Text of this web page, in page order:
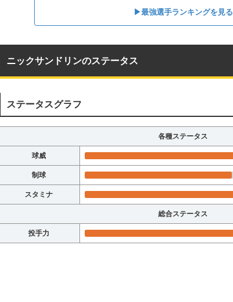
▶︎最強選手ランキングを見る
ニックサンドリンのステータス
ステータスグラフ
各種ステータス
球威
制球
スタミナ
総合ステータス
投手力